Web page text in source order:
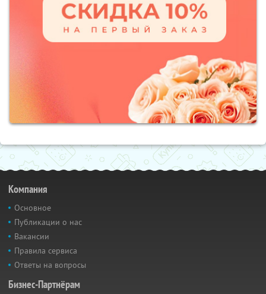
Компания
Основное
Публикации о нас
Вакансии
Правила сервиса
Ответы на вопросы
Бизнес-Партнёрам